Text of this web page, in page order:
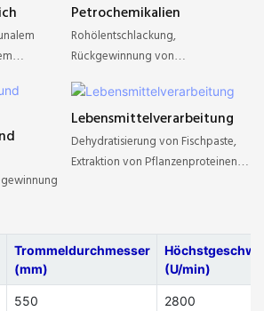
Petrochemikalien
Rohölentschlackung,
Rückgewinnung von
organischer Zwischenprodukte.
Lebensmittelverarbeitung
Dehydratisierung von Fischpaste,
Extraktion von Pflanzenproteinen,
Trommeldurchmesser
(mm)
(U/min)
550 2800